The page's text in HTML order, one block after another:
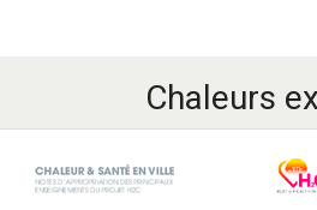
Chaleurs